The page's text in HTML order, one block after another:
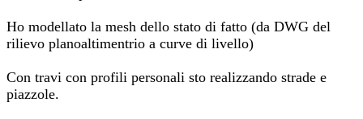
Ho modellato la mesh dello stato di fatto (da DWG del
rilievo planoaltimentrio a curve di livello)
Con travi con profili personali sto realizzando strade e
piazzole.